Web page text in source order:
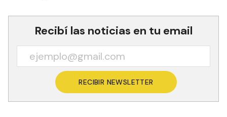
Recibí las noticias en tu email
RECIBIR NEWSLETTER